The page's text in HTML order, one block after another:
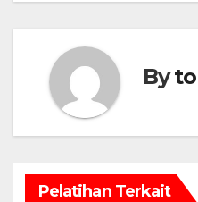
By
Pelatihan Terkait